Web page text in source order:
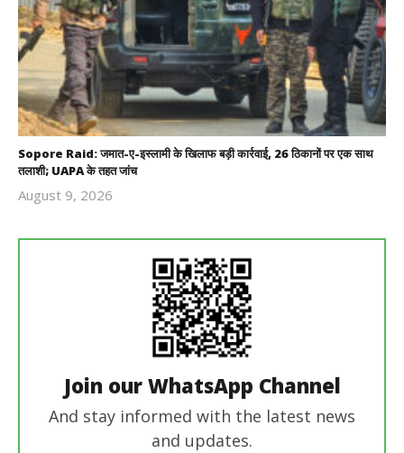
Sopore Raid: जमात-ए-इस्लामी के खिलाफ बड़ी कार्रवाई, 26 ठिकानों पर एक साथ
तलाशी; UAPA के तहत जांच
August 9, 2026
Join our WhatsApp Channel
And stay informed with the latest news
and updates.